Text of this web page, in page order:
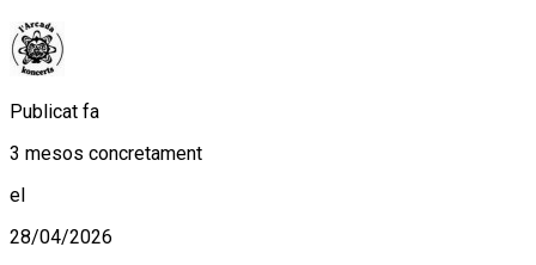
Publicat fa
3 mesos concretament
el
28/04/2026